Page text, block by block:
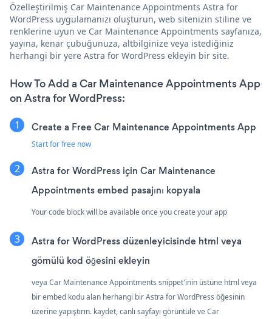
Özelleştirilmiş Car Maintenance Appointments Astra for
WordPress uygulamanızı oluşturun, web sitenizin stiline ve
renklerine uyun ve Car Maintenance Appointments sayfanıza,
yayına, kenar çubuğunuza, altbilginize veya istediğiniz
herhangi bir yere Astra for WordPress ekleyin bir site.
How To Add a Car Maintenance Appointments App
on Astra for WordPress:
Create a Free Car Maintenance Appointments App
Start for free now
Astra for WordPress için Car Maintenance
Appointments embed pasajını kopyala
Your code block will be available once you create your app
Astra for WordPress düzenleyicisinde html veya
gömülü kod öğesini ekleyin
veya Car Maintenance Appointments snippet'inin üstüne html veya
bir embed kodu alan herhangi bir Astra for WordPress öğesinin
üzerine yapıştırın. kaydet, canlı sayfayı görüntüle ve Car